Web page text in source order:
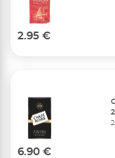
2.95 €
6.90 €